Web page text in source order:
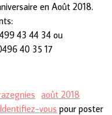
en Août 2018.
43 44 34 ou
40 35 17
août 2018
Marche St Laurent 2018
Identifiez-vous pour poster